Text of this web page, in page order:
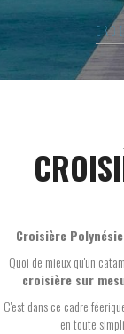
Croisière Polynésie
Quoi de mieux qu'un
croisière sur
C'est dans ce cadre
en toute